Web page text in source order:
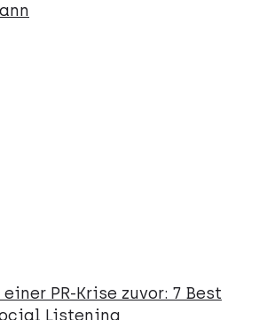
PR-Krise zuvor: 7 Best
Listening